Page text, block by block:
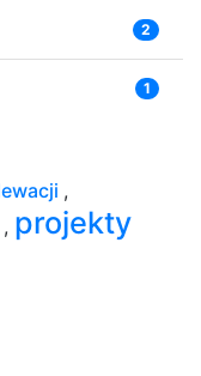
2
1
,
, projekty